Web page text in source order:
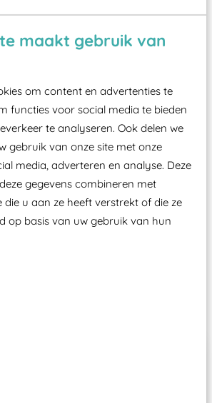
maakt gebruik van
om content en advertenties te
functies voor social media te bieden
te analyseren. Ook delen we
gebruik van onze site met onze
media, adverteren en analyse. Deze
gegevens combineren met
u aan ze heeft verstrekt of die ze
op basis van uw gebruik van hun
van 1,5 meter een speciale
rubber tegels of boomschors?
in de openbare ruimte voorzien
typekeuring, -plaatje en
door een Nederlands
kunnen laten keuren zodat
het Warenwetbesluit Attractie- en
vallen?